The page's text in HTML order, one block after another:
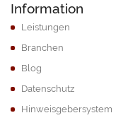
Information
Leistungen
Branchen
Blog
Datenschutz
Hinweisgebersystem